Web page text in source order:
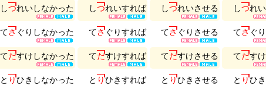
しつれいしなかった しつれいすれば しつれいさせる しつれい
てさぐ り しなかった てさぐ りすれば てさぐ り させる てさぐ り
てだすけ しなかった てだすけすれば てだすけさせる てだすけ
と りひき しなかった と りひきすれば と りひき させる と りひき